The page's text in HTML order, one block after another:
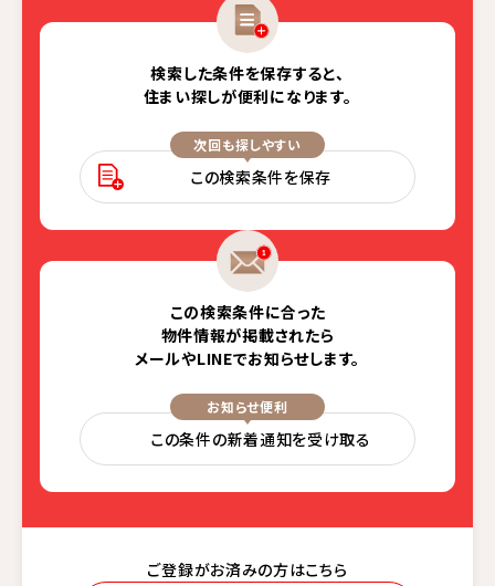
検索した条件を保存すると、
住まい探しが便利になります。
次回も探しやすい
この検索条件を保存
この検索条件に合った
物件情報が掲載されたら
メールやLINEでお知らせします。
お知らせ便利
この条件の新着通知を受け取る
ご登録がお済みの方はこちら